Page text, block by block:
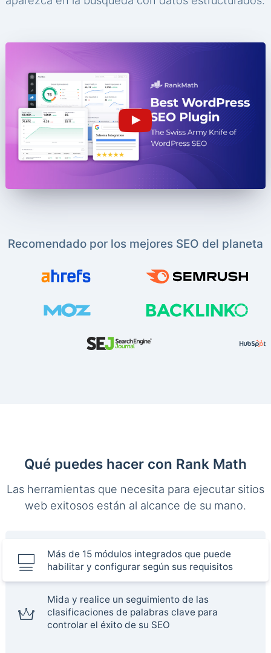
Recomendado por los mejores SEO del planeta
Qué puedes hacer con Rank Math
Las herramientas que necesita para ejecutar sitios
web exitosos están al alcance de su mano.
Más de 15 módulos integrados que puede
habilitar y configurar según sus requisitos
Mida y realice un seguimiento de las
clasificaciones de palabras clave para
controlar el éxito de su SEO